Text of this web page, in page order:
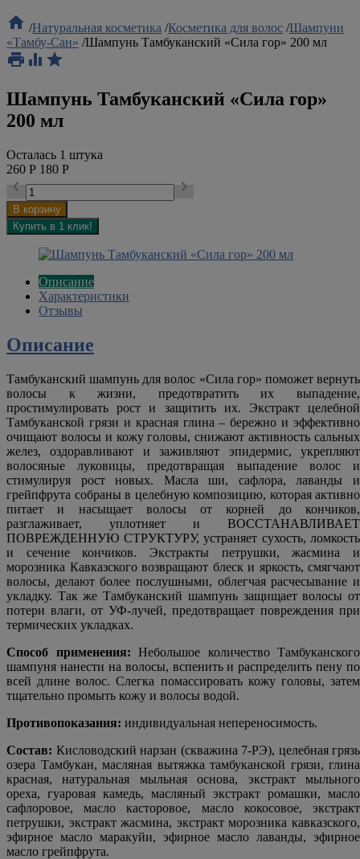
 /Натуральная косметика /Косметика для волос /Шампуни
«Тамбу-Сан» /Шампунь Тамбуканский «Сила гор» 200 мл
  
Шампунь Тамбуканский «Сила гор»
200 мл
Осталась 1 штука
260 Р 180 Р
 
Описание
Характеристики
Отзывы
Описание
Тамбуканский шампунь для волос «Сила гор» поможет вернуть
волосы к жизни, предотвратить их выпадение,
простимулировать рост и защитить их. Экстракт целебной
Тамбуканской грязи и красная глина – бережно и эффективно
очищают волосы и кожу головы, снижают активность сальных
желез, оздоравливают и заживляют эпидермис, укрепляют
волосяные луковицы, предотвращая выпадение волос и
стимулируя рост новых. Масла ши, сафлора, лаванды и
грейпфрута собраны в целебную композицию, которая активно
питает и насыщает волосы от корней до кончиков,
разглаживает, уплотняет и ВОССТАНАВЛИВАЕТ
ПОВРЕЖДЕННУЮ СТРУКТУРУ, устраняет сухость, ломкость
и сечение кончиков. Экстракты петрушки, жасмина и
морозника Кавказского возвращают блеск и яркость, смягчают
волосы, делают более послушными, облегчая расчесывание и
укладку. Так же Тамбуканский шампунь защищает волосы от
потери влаги, от УФ-лучей, предотвращает повреждения при
термических укладках.
Способ применения: Небольшое количество Тамбуканского
шампуня нанести на волосы, вспенить и распределить пену по
всей длине волос. Слегка помассировать кожу головы, затем
тщательно промыть кожу и волосы водой.
Противопоказания: индивидуальная непереносимость.
Состав: Кисловодский нарзан (скважина 7-РЭ), целебная грязь
озера Тамбукан, масляная вытяжка тамбуканской грязи, глина
красная, натуральная мыльная основа, экстракт мыльного
ореха, гуаровая камедь, масляный экстракт ромашки, масло
сафлоровое, масло касторовое, масло кокосовое, экстракт
петрушки, экстракт жасмина, экстракт морозника кавказского,
эфирное масло маракуйи, эфирное масло лаванды, эфирное
масло грейпфрута.